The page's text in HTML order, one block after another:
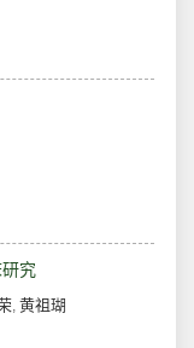
究
, 黄祖瑚